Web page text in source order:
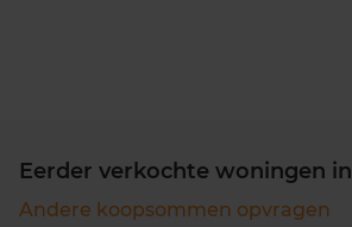
Eerder verkochte woningen
Andere koopsommen opvragen